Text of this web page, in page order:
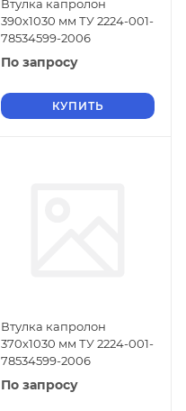
Втулка капролон
390х1030 мм ТУ 2224-001-
78534599-2006
По запросу
КУПИТЬ
Втулка капролон
370х1030 мм ТУ 2224-001-
78534599-2006
По запросу